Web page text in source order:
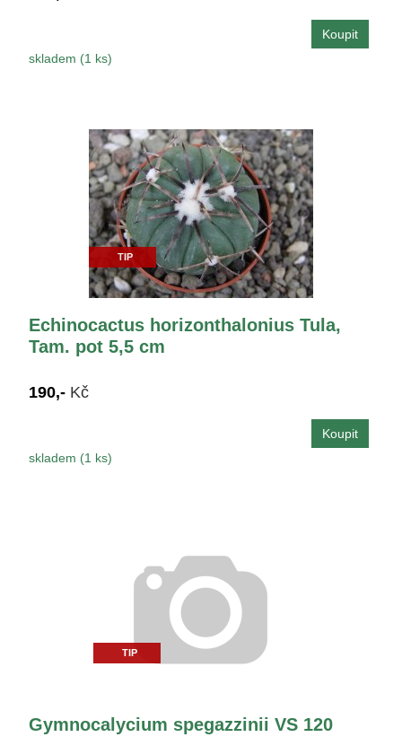
skladem (1 ks)
TIP
Echinocactus horizonthalonius Tula,
Tam. pot 5,5 cm
190,- Kč
skladem (1 ks)
TIP
Gymnocalycium spegazzinii VS 120